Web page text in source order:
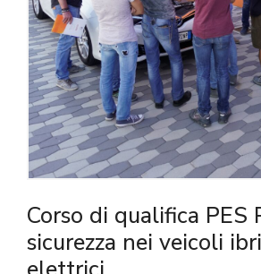
Corso di qualifica PES
sicurezza nei veicoli